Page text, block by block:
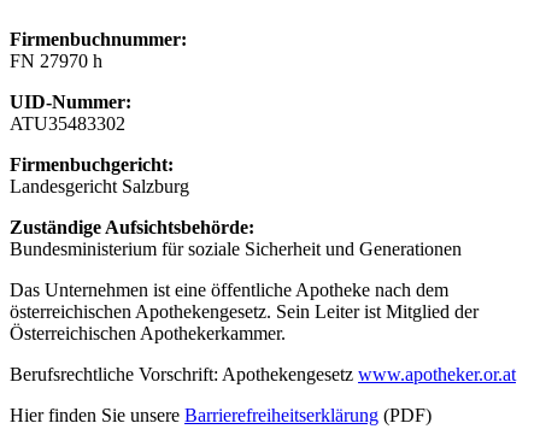
Firmenbuchnummer:
FN 27970 h
UID-Nummer:
ATU35483302
Firmenbuchgericht:
Landesgericht Salzburg
Zuständige Aufsichtsbehörde:
Bundesministerium für soziale Sicherheit und Generationen
Das Unternehmen ist eine öffentliche Apotheke nach dem
österreichischen Apothekengesetz. Sein Leiter ist Mitglied der
Österreichischen Apothekerkammer.
Berufsrechtliche Vorschrift: Apothekengesetz www.apotheker.or.at
Hier finden Sie unsere Barrierefreiheitserklärung (PDF)